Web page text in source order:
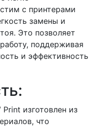
с принтерами
замены и
Это позволяет
поддерживая
и эффективность
изготовлен из
что